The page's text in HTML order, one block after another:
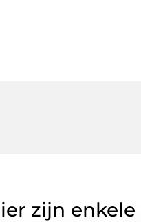
zijn enkele